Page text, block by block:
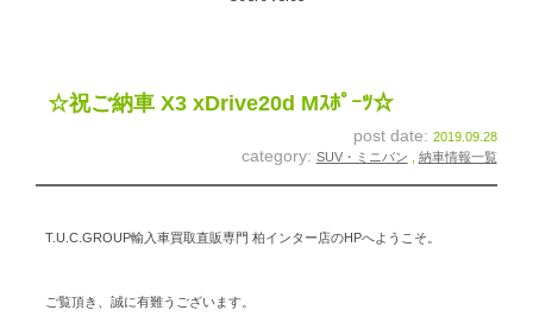
全国納車 特別作業
自動車保険
リクルート お問い合わせ
会社概要
☆祝ご納車 X3 xDrive20d Mｽﾎﾟｰﾂ☆
post date: 2019.09.28
category: SUV・ミニバン 納車情報一覧
T.U.C.GROUP輸入車買取直販専門 柏インター店のHPへようこそ。
ご覧頂き、誠に有難うございます。